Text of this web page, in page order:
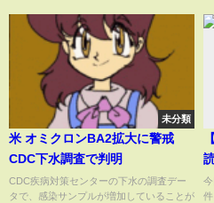
未分類
米 オミクロンBA2拡大に警戒
CDC下水調査で判明
CDC疾病対策センターの下水の調査デー
タで、感染サンプルが増加していることが